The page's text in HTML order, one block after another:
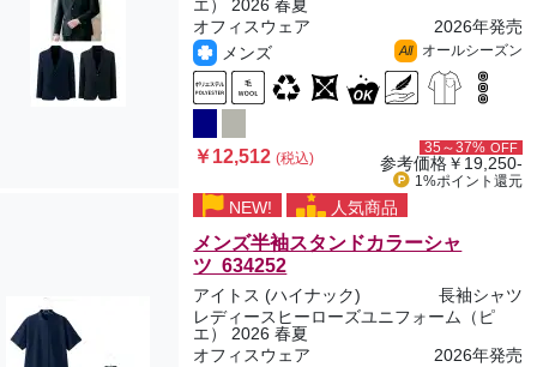
エ） 2026 春夏
オフィスウェア
2026年発売
メンズ
All オールシーズン
￥12,512(税込)
35～37% OFF
参考価格￥19,250-
1%ポイント 還元
NEW! 人気商品
メンズ半袖スタンドカラーシャ
ツ 634252
アイトス (ハイナック)
長袖シャツ
レディースヒーローズユニフォーム（ピ
エ） 2026 春夏
オフィスウェア
2026年発売